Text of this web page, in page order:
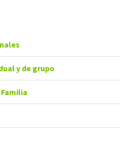
y de grupo